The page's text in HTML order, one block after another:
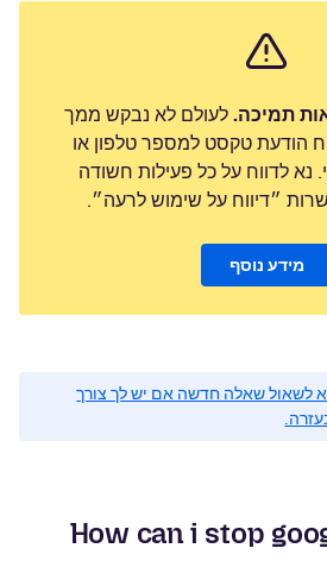
תמיכה. לעולם לא נבקש ממך
הודעת טקסט למספר טלפון או
נא לדווח על כל פעילות חשודה
״דיווח על שימוש לרעה״.
מידע נוסף
לשאול שאלה חדשה אם יש לך צורך
How can i stop